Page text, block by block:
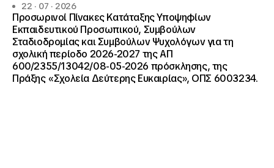
22 · 07 · 2026
Προσωρινοί Πίνακες Κατάταξης Υποψηφίων
Εκπαιδευτικού Προσωπικού, Συμβούλων
Σταδιοδρομίας και Συμβούλων Ψυχολόγων για τη
σχολική περίοδο 2026-2027 της ΑΠ
600/2355/13042/08-05-2026 πρόσκλησης, της
Πράξης «Σχολεία Δεύτερης Ευκαιρίας», ΟΠΣ 6003234.